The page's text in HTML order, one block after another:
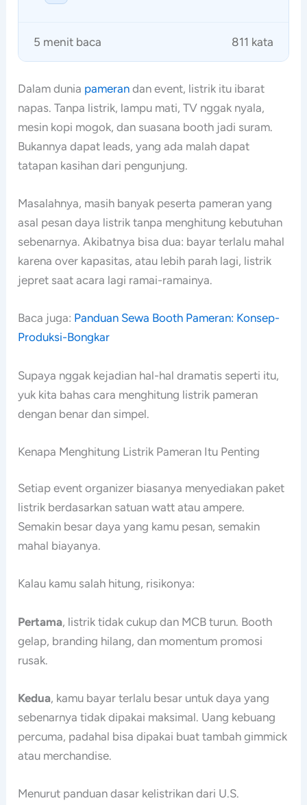
5 menit baca 811 kata
Dalam dunia pameran dan event, listrik itu ibarat
napas. Tanpa listrik, lampu mati, TV nggak nyala,
mesin kopi mogok, dan suasana booth jadi suram.
Bukannya dapat leads, yang ada malah dapat
tatapan kasihan dari pengunjung.
Masalahnya, masih banyak peserta pameran yang
asal pesan daya listrik tanpa menghitung kebutuhan
sebenarnya. Akibatnya bisa dua: bayar terlalu mahal
karena over kapasitas, atau lebih parah lagi, listrik
jepret saat acara lagi ramai-ramainya.
Baca juga: Panduan Sewa Booth Pameran: Konsep-
Produksi-Bongkar
Supaya nggak kejadian hal-hal dramatis seperti itu,
yuk kita bahas cara menghitung listrik pameran
dengan benar dan simpel.
Kenapa Menghitung Listrik Pameran Itu Penting
Setiap event organizer biasanya menyediakan paket
listrik berdasarkan satuan watt atau ampere.
Semakin besar daya yang kamu pesan, semakin
mahal biayanya.
Kalau kamu salah hitung, risikonya:
Pertama, listrik tidak cukup dan MCB turun. Booth
gelap, branding hilang, dan momentum promosi
rusak.
Kedua, kamu bayar terlalu besar untuk daya yang
sebenarnya tidak dipakai maksimal. Uang kebuang
percuma, padahal bisa dipakai buat tambah gimmick
atau merchandise.
Menurut panduan dasar kelistrikan dari U.S.